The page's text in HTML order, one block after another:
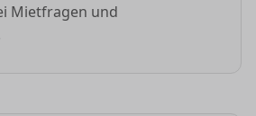
Mietfragen und